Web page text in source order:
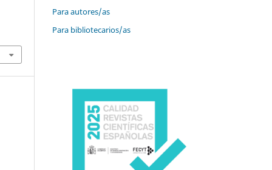
Para autores/as
Para bibliotecarios/as